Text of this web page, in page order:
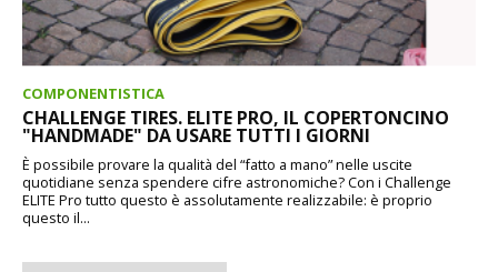
COMPONENTISTICA
CHALLENGE TIRES. ELITE PRO, IL COPERTONCINO
"HANDMADE" DA USARE TUTTI I GIORNI
È possibile provare la qualità del “fatto a mano” nelle uscite
quotidiane senza spendere cifre astronomiche? Con i Challenge
ELITE Pro tutto questo è assolutamente realizzabile: è proprio
questo il...